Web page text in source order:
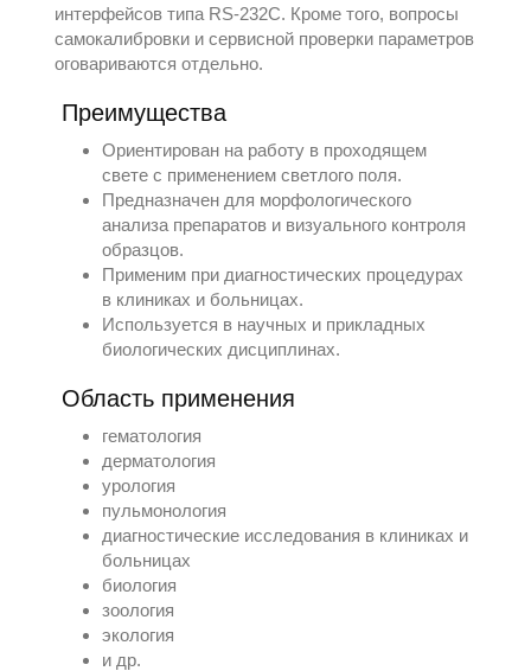
интерфейсов типа RS-232C. Кроме того, вопросы
самокалибровки и сервисной проверки параметров
оговариваются отдельно.
Преимущества
Ориентирован на работу в проходящем
свете с применением светлого поля.
Предназначен для морфологического
анализа препаратов и визуального контроля
образцов.
Применим при диагностических процедурах
в клиниках и больницах.
Используется в научных и прикладных
биологических дисциплинах.
Область применения
гематология
дерматология
урология
пульмонология
диагностические исследования в клиниках и
больницах
биология
зоология
экология
и др.